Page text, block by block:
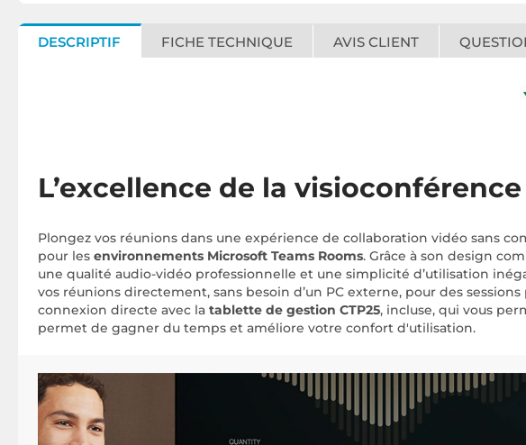
DESCRIPTIF FICHE TECHNIQUE AVIS CLIENT
L’excellence de la
Plongez vos réunions dans une expérience de collaboration vidéo sans
pour les environnements Microsoft Teams Rooms. Grâce à son design
une qualité audio-vidéo professionnelle et une simplicité d’utilisation
vos réunions directement, sans besoin d’un PC externe, pour des
connexion directe avec la tablette de gestion CTP25, incluse, qui vous
permet de gagner du temps et améliore votre confort d'utilisation.